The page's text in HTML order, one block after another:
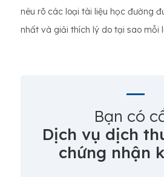
nêu rõ các loại tài liệu học đường
nhất và giải thích lý do tại sao mỗi
Bạn có
Dịch vụ dịch
chứng nhận